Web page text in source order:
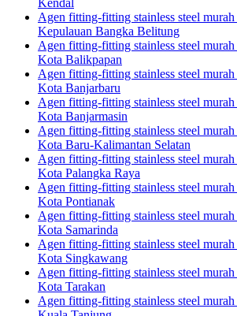
Kendal
Agen fitting-fitting stainless steel
Kepulauan Bangka Belitung
Agen fitting-fitting stainless steel
Kota Balikpapan
Agen fitting-fitting stainless steel
Kota Banjarbaru
Agen fitting-fitting stainless steel
Kota Banjarmasin
Agen fitting-fitting stainless steel
Kota Baru-Kalimantan Selatan
Agen fitting-fitting stainless steel
Kota Palangka Raya
Agen fitting-fitting stainless steel
Kota Pontianak
Agen fitting-fitting stainless steel
Kota Samarinda
Agen fitting-fitting stainless steel
Kota Singkawang
Agen fitting-fitting stainless steel
Kota Tarakan
Agen fitting-fitting stainless steel